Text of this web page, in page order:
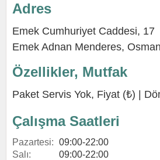
Adres
Emek Cumhuriyet Caddesi, 17
Emek Adnan Menderes,
Özellikler, Mutfak
Paket Servis Yok, Fiyat (₺) |
Çalışma Saatleri
Pazartesi: 09:00-22:00
Salı:
09:00-22:00